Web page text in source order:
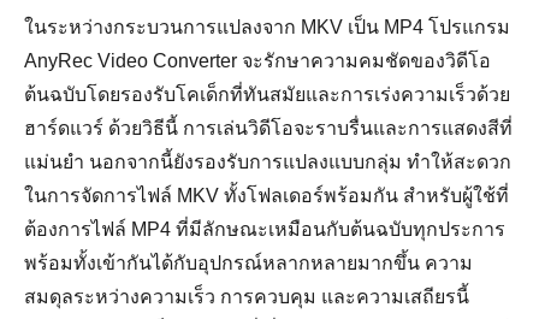
ในระหว่างกระบวนการแปลงจาก MKV เป็น MP4 โปรแกรม
AnyRec Video Converter จะรักษาความคมชัดของวิดีโอ
ต้นฉบับโดยรองรับโคเด็กที่ทันสมัยและการเร่งความเร็วด้วย
ฮาร์ดแวร์ ด้วยวิธีนี้ การเล่นวิดีโอจะราบรื่นและการแสดงสีที่
แม่นยำ นอกจากนี้ยังรองรับการแปลงแบบกลุ่ม ทำให้สะดวก
ในการจัดการไฟล์ MKV ทั้งโฟลเดอร์พร้อมกัน สำหรับผู้ใช้ที่
ต้องการไฟล์ MP4 ที่มีลักษณะเหมือนกับต้นฉบับทุกประการ
พร้อมทั้งเข้ากันได้กับอุปกรณ์หลากหลายมากขึ้น ความ
สมดุลระหว่างความเร็ว การควบคุม และความเสถียรนี้